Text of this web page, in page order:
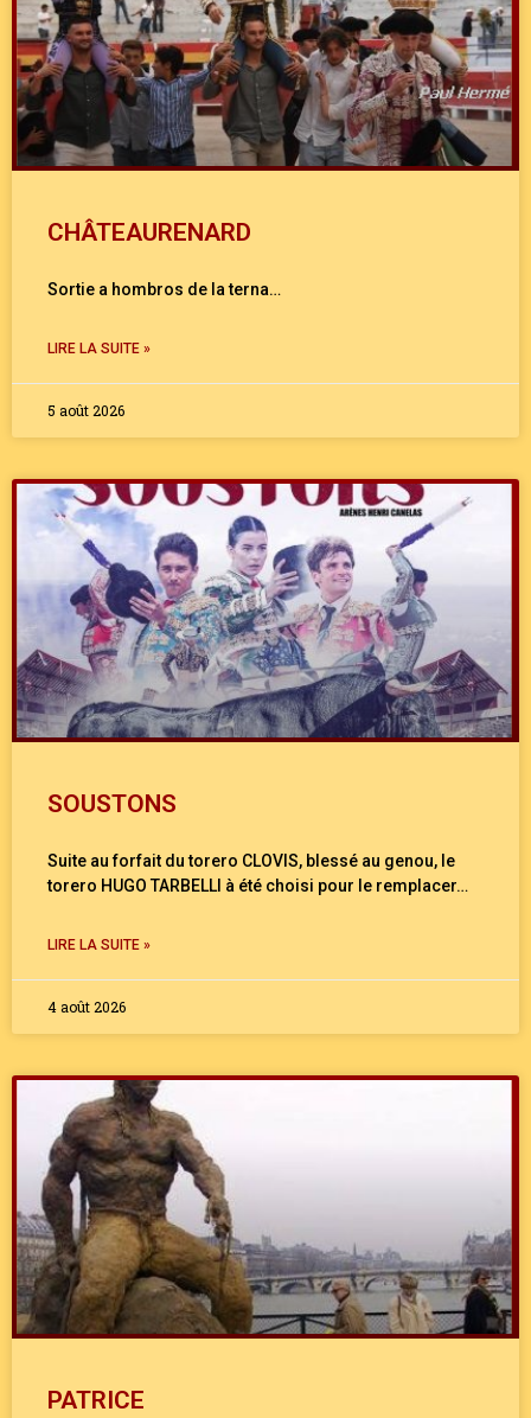
CHÂTEAURENARD
Sortie a hombros de la terna…
LIRE LA SUITE »
5 août 2026
SOUSTONS
Suite au forfait du torero CLOVIS, blessé au genou, le
torero HUGO TARBELLI à été choisi pour le remplacer…
LIRE LA SUITE »
4 août 2026
PATRICE